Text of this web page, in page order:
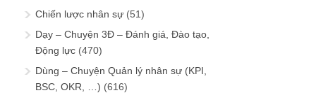
Chiến lược nhân sự (51)
Dạy – Chuyện 3Đ – Đánh giá, Đào tạo,
Động lực (470)
Dùng – Chuyện Quản lý nhân sự (KPI,
BSC, OKR, …) (616)